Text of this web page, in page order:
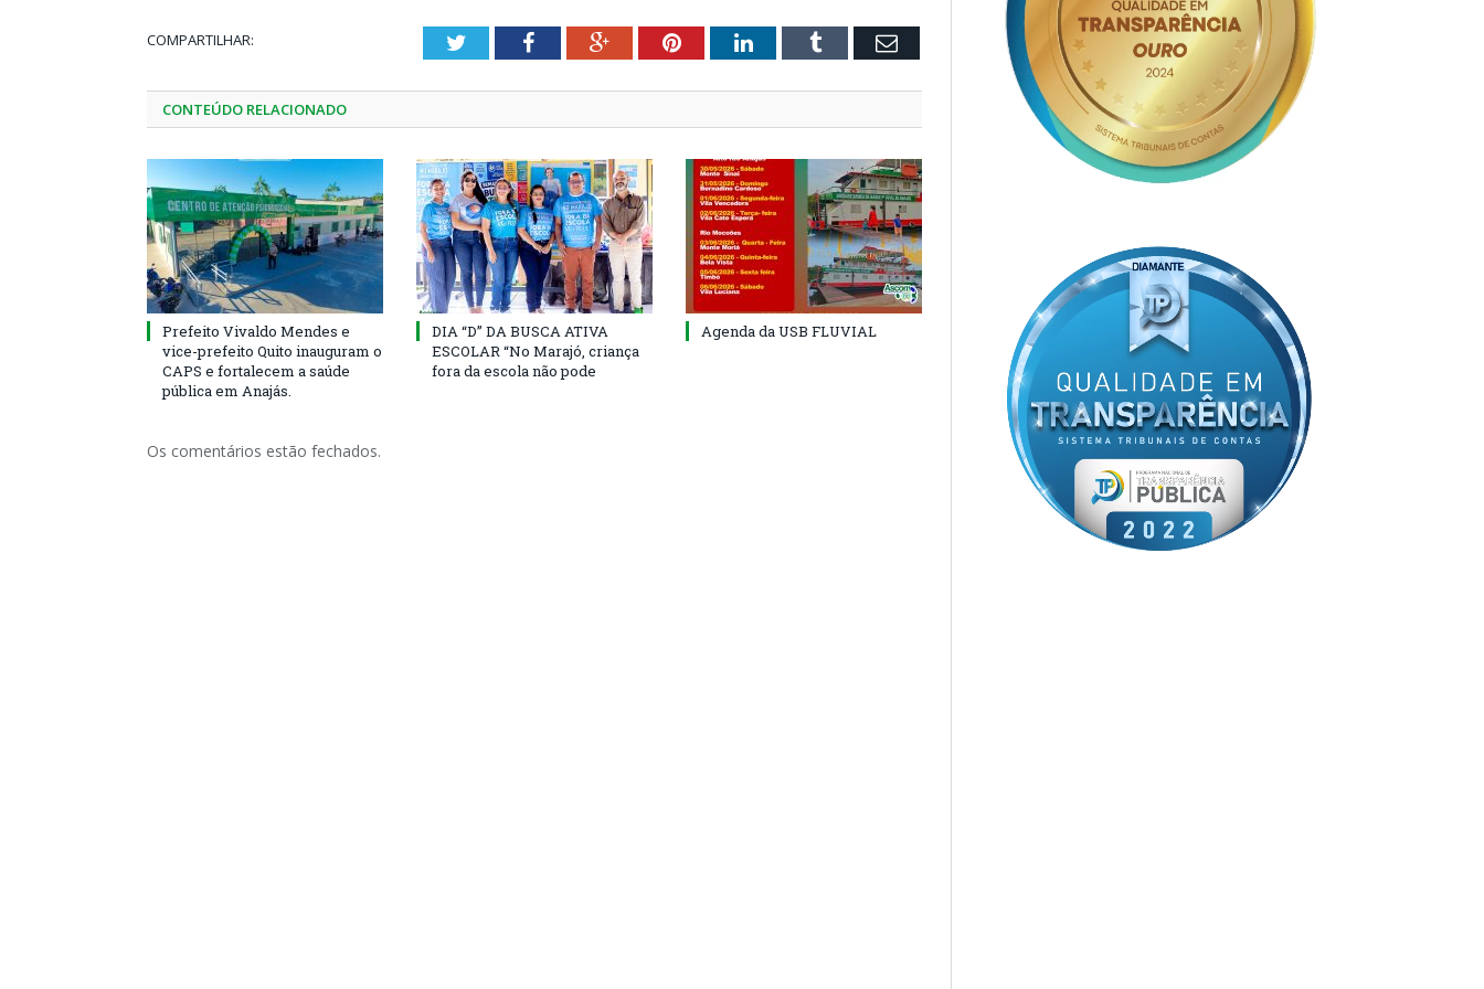
COMPARTILHAR: TwitterFacebookGoogle+PinterestLinkedInTumblr Email
CONTEÚDO RELACIONADO
Prefeito Vivaldo Mendes e
vice-prefeito Quito inauguram o
CAPS e fortalecem a saúde
pública em Anajás.
DIA “D” DA BUSCA ATIVA
ESCOLAR “No Marajó, criança
fora da escola não pode
Agenda da USB FLUVIAL
Os comentários estão fechados.